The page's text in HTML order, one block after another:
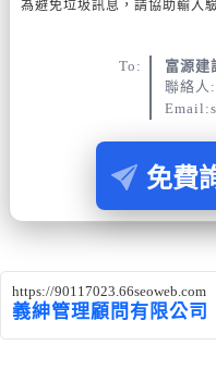
為避免垃圾訊息，請協助輸入
To:
富源建
聯絡
免費
https://90117023.66seoweb.com
義紳管理顧問有限公司